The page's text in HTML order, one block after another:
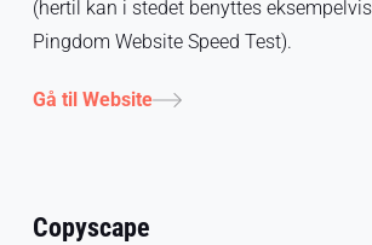
(hertil kan i stedet benyttes
Pingdom Website Speed Test).
Gå til Website
Copyscape